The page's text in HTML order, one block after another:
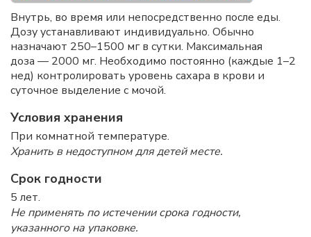
Внутрь, во время или непосредственно после еды.
Дозу устанавливают индивидуально. Обычно
назначают 250–1500 мг в сутки. Максимальная
доза — 2000 мг. Необходимо постоянно (каждые 1–2
нед) контролировать уровень сахара в крови и
суточное выделение с мочой.
Условия хранения
При комнатной температуре.
Хранить в недоступном для детей месте.
Срок годности
5 лет.
Не применять по истечении срока годности,
указанного на упаковке.